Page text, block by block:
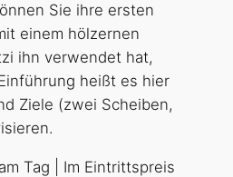
Sie ihre ersten
einem hölzernen
ihn verwendet hat,
heißt es hier
Ziele (zwei Scheiben,
Tag | Im Eintrittspreis